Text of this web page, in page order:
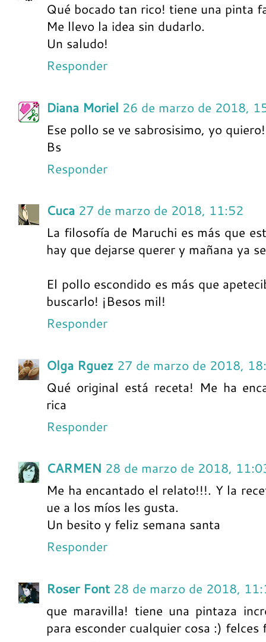
Qué bocado tan rico! tiene una pinta
Me llevo la idea sin dudarlo.
Un saludo!
Responder
Diana Moriel 26 de marzo de 2018,
Ese pollo se ve sabrosisimo, yo quiero!
Bs
Responder
Cuca 27 de marzo de 2018, 11:52
La filosofía de Maruchi es más que
hay que dejarse querer y mañana ya
El pollo escondido es más que
buscarlo! ¡Besos mil!
Responder
Olga Rguez 27 de marzo de 2018,
Qué original está receta! Me ha
rica
Responder
CARMEN 28 de marzo de 2018,
Me ha encantado el relato!!!. Y la
ue a los míos les gusta.
Un besito y feliz semana santa
Responder
Roser Font 28 de marzo de 2018,
que maravilla! tiene una pintaza
para esconder cualquier cosa :) felces